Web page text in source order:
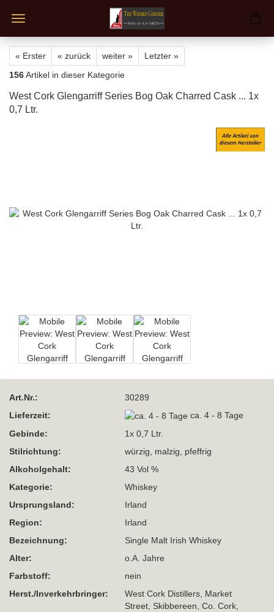
« Erster « zurück weiter »
Letzter »
156Artikel in dieser Kategorie
West Cork Glengarriff Series Bog Oak Charred Cask ... 1x
0,7 Ltr.
Art.Nr.:
30289
Lieferzeit:
ca. 4 - 8 Tage
Gebinde:
1x 0,7 Ltr.
Stilrichtung:
würzig, malzig, pfeffrig
Alkoholgehalt:
43 Vol %
Kategorie:
Whiskey
Ursprungsland:
Irland
Region:
Irland
Bezeichnung:
Single Malt Irish Whiskey
Alter:
o.A. Jahre
Farbstoff:
nein
Herst./Inverkehrbringer:
West Cork Distillers, Market
Street, Skibbereen, Co. Cork,